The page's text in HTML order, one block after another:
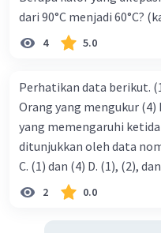
dari 90°C menjadi 60°C?
4 5.0
Perhatikan data berikut.
Orang yang mengukur
yang memengaruhi
ditunjukkan oleh data nomor ... A. (1) dan (2) B.
2 0.0